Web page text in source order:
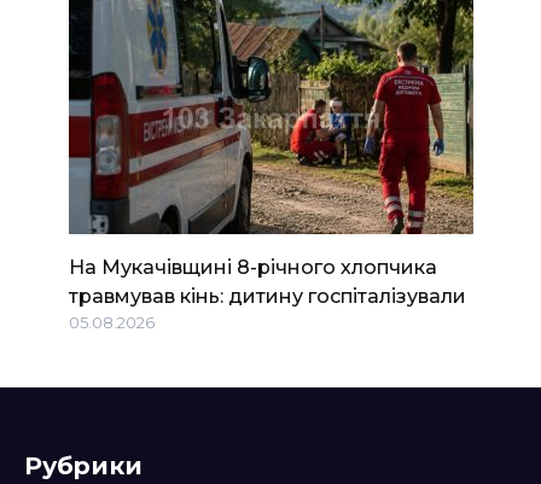
На Мукачівщині 8-річного хлопчика
травмував кінь: дитину госпіталізували
05.08.2026
Рубрики